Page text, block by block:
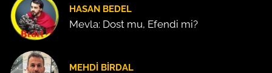
HASAN BEDEL
Mevla: Dost mu, Efendi mi?
MEHDI BIRDAL